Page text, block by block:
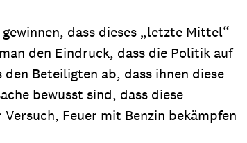
dass dieses „letzte Mittel“
den Eindruck, dass die Politik auf
Beteiligten ab, dass ihnen diese
bewusst sind, dass diese
Feuer mit Benzin bekämpfen